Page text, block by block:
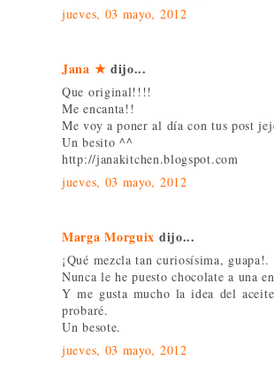
jueves, 03 mayo, 2012
Jana ★ dijo...
Que original!!!!
Me encanta!!
Me voy a poner al día con tus post
Un besito ^^
http://janakitchen.blogspot.com
jueves, 03 mayo, 2012
Marga Morguix dijo...
¡Qué mezcla tan curiosísima, guapa!.
Nunca le he puesto chocolate a una
Y me gusta mucho la idea del
probaré.
Un besote.
jueves, 03 mayo, 2012